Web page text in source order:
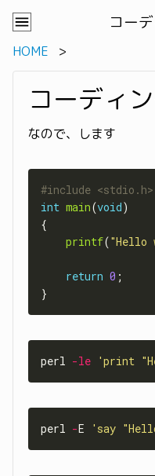
コー
HOME
コーディ
なので、します
#include <stdio.h>
int main(void
printf("Hello
return 0
perl -le 'print
perl -E 'say